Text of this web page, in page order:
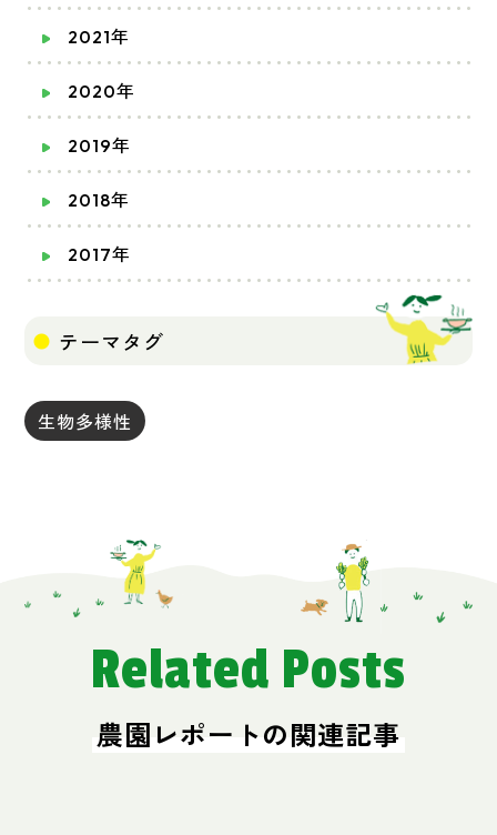
2021年
2020年
2019年
2018年
2017年
テーマタグ
生物多様性
Related Posts
農園レポートの関連記事